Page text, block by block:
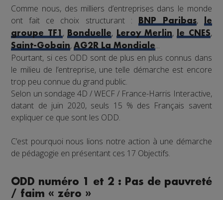
Comme nous, des milliers d’entreprises dans le monde
ont fait ce choix structurant :
BNP Paribas,
le
groupe TF1 , Bonduelle, Leroy Merlin, le CNES,
Saint-Gobain,AG2R La Mondiale...
Pourtant, si ces ODD sont de plus en plus connus dans
le milieu de l’entreprise, une telle démarche est encore
trop peu connue du grand public.
Selon un sondage 4D / WECF / France-Harris Interactive,
datant de juin 2020, seuls 15 % des Français savent
expliquer ce que sont les ODD.
C’est pourquoi nous lions notre action à une démarche
de pédagogie en présentant ces 17 Objectifs.
ODD numéro 1 et 2 : Pas de pauvreté
/ faim « zéro »